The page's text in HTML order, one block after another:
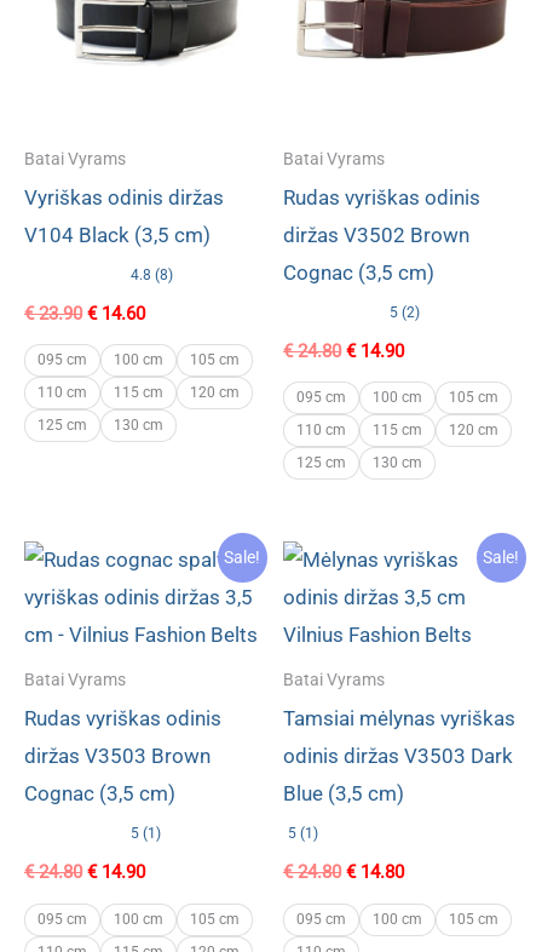
Batai Vyrams
Vyriškas odinis diržas
V104 Black (3,5 cm)
4.8 (8)
€23.90 Original
was:
€ 23.90.
€14.60Current
is:
€ 14.60.
095 cm 100 cm
105 cm
110 cm
115 cm
120 cm
125 cm
130 cm
Batai Vyrams
Rudas vyriškas odinis
diržas V3502 Brown
Cognac (3,5 cm)
5 (2)
€24.80 Original
was:
€ 24.80.
€14.90Current
is:
€ 14.90.
095 cm 100 cm
105 cm
110 cm
115 cm
120 cm
125 cm
130 cm
Sale!
Batai Vyrams
Rudas vyriškas odinis
diržas V3503 Brown
Cognac (3,5 cm)
5 (1)
€24.80 Original
was:
€ 24.80.
€14.90Current
is:
€ 14.90.
095 cm 100 cm
105 cm
Sale!
Batai Vyrams
Tamsiai mėlynas vyriškas
odinis diržas V3503 Dark
Blue (3,5 cm)
5 (1)
€24.80 Original
was:
€ 24.80.
€14.80Current
is:
€ 14.80.
095 cm 100 cm
105 cm